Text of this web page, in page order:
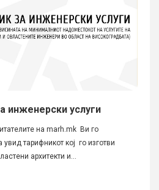
инженерски услуги
на marh.mk Ви го
тарифникот кој го изготви
архитекти и...